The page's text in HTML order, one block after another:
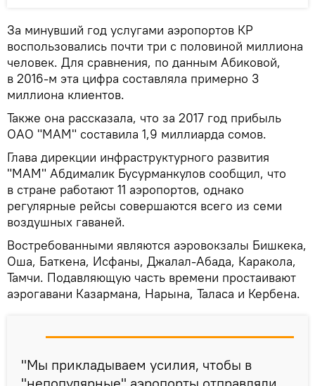
За минувший год услугами аэропортов КР
воспользовались почти три с половиной миллиона
человек. Для сравнения, по данным Абиковой,
в 2016-м эта цифра составляла примерно 3
миллиона клиентов.
Также она рассказала, что за 2017 год прибыль
ОАО "МАМ" составила 1,9 миллиарда сомов.
Глава дирекции инфраструктурного развития
"МАМ" Абдималик Бусурманкулов сообщил, что
в стране работают 11 аэропортов, однако
регулярные рейсы совершаются всего из семи
воздушных гаваней.
Востребованными являются аэровокзалы Бишкека,
Оша, Баткена, Исфаны, Джалал-Абада, Каракола,
Тамчи. Подавляющую часть времени простаивают
аэрогавани Казармана, Нарына, Таласа и Кербена.
"Мы прикладываем усилия, чтобы в